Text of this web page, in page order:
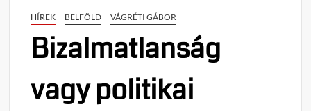
HÍREK BELFÖLD VÁGRÉTI GÁBOR
Bizalmatlanság
vagy politikai